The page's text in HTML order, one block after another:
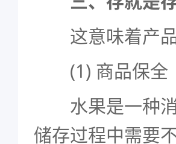
这意味着产品
(1) 商品保全
水果是一种消
储存过程中需要